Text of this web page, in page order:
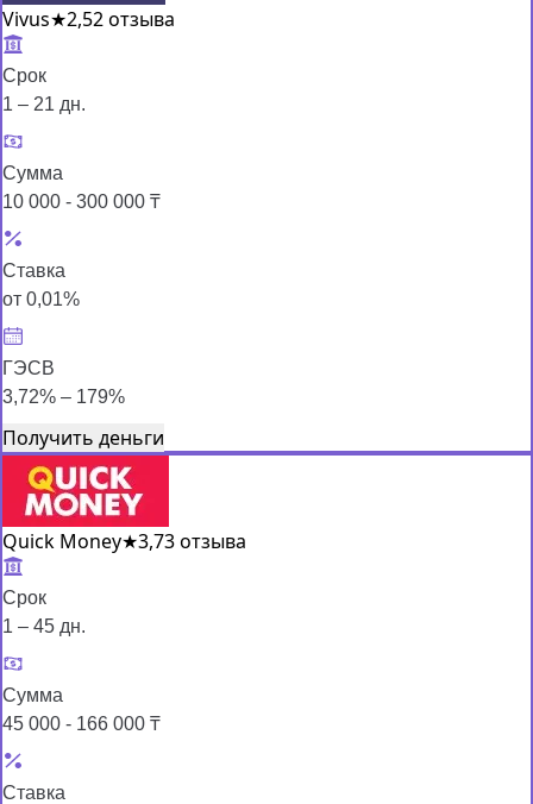
Vivus★2,52 отзыва
Срок
1 – 21 дн.
Сумма
10 000 - 300 000 ₸
Ставка
от 0,01%
ГЭСВ
3,72% – 179%
Получить деньги
Quick Money★3,73 отзыва
Срок
1 – 45 дн.
Сумма
45 000 - 166 000 ₸
Ставка